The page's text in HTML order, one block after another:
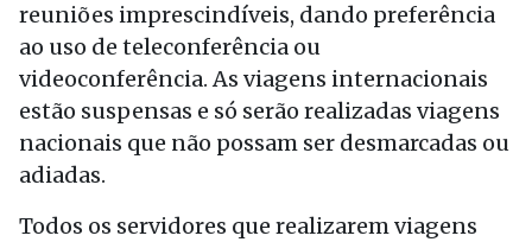
reuniões imprescindíveis, dando preferência
ao uso de teleconferência ou
videoconferência. As viagens internacionais
estão suspensas e só serão realizadas viagens
nacionais que não possam ser desmarcadas ou
adiadas.
Todos os servidores que realizarem viagens